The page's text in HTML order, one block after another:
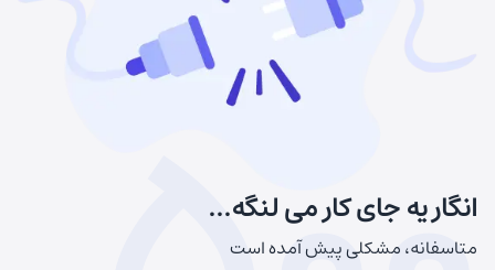
انگار یه جای کار می لنگه...
متاسفانه، مشکلی پیش آمده است